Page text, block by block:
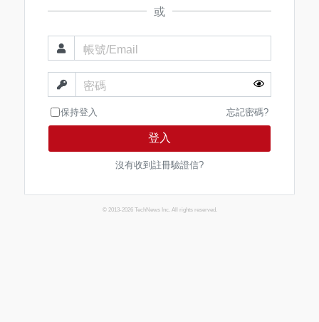
或
帳號/Email
密碼
保持登入 忘記密碼?
登入
沒有收到註冊驗證信?
© 2013-2026 TechNews Inc. All rights reserved.